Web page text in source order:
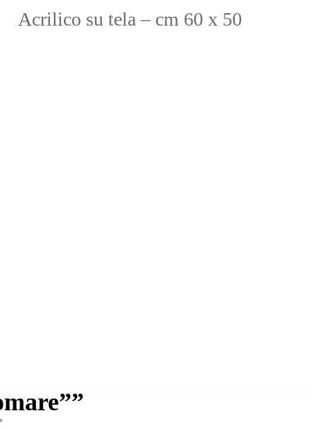
Acrilico su tela – cm 60 x 50
*